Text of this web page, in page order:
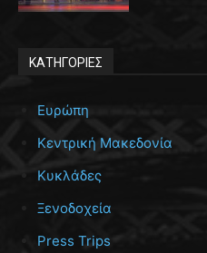
ΚΑΤΗΓΟΡΙΕΣ
Ευρώπη
Κεντρική Μακεδονία
Κυκλάδες
Ξενοδοχεία
Press Trips